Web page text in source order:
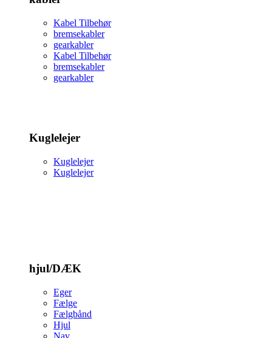
Kabel Tilbehør
bremsekabler
gearkabler
Kabel Tilbehør
bremsekabler
gearkabler
Kuglelejer
Kuglelejer
Kuglelejer
hjul/DÆK
Eger
Fælge
Fælgbånd
Hjul
Nav